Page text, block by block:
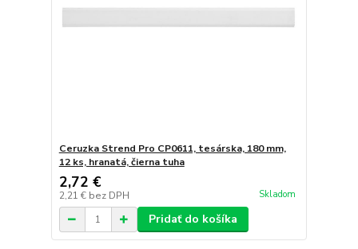
Ceruzka Strend Pro CP0611, tesárska, 180 mm,
12 ks, hranatá, čierna tuha
2,72 €
2,21 € bez DPH Skladom
Pridať do košíka